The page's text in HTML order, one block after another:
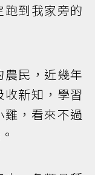
到我家旁的
民，近幾年
新知，學習
，看來不過